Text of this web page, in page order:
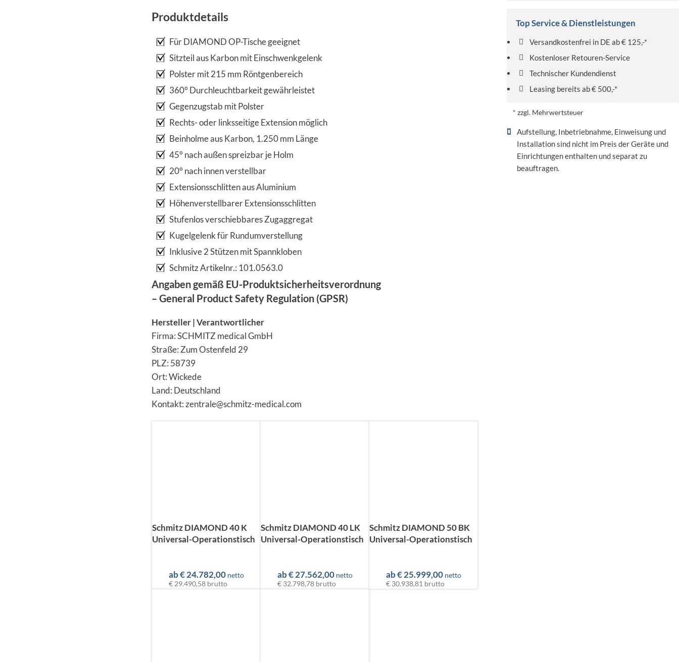
Produktdetails
Für DIAMOND OP-Tische geeignet
Sitzteil aus Karbon mit Einschwenkgelenk
Polster mit 215 mm Röntgenbereich
360° Durchleuchtbarkeit gewährleistet
Gegenzugstab mit Polster
Rechts- oder linksseitige Extension möglich
Beinholme aus Karbon, 1.250 mm Länge
45° nach außen spreizbar je Holm
20° nach innen verstellbar
Extensionsschlitten aus Aluminium
Höhenverstellbarer Extensionsschlitten
Stufenlos verschiebbares Zugaggregat
Kugelgelenk für Rundumverstellung
Inklusive 2 Stützen mit Spannkloben
Schmitz Artikelnr.: 101.0563.0
Angaben gemäß EU-Produktsicherheitsverordnung
– General Product Safety Regulation (GPSR)
Hersteller | Verantwortlicher
Firma: SCHMITZ medical GmbH
Straße: Zum Ostenfeld 29
PLZ: 58739
Ort: Wickede
Land: Deutschland
Kontakt: zentrale@schmitz-medical.com
Schmitz DIAMOND 40 K
Universal-Operationstisch
ab€24.782,00 netto
€ 29.490,58 brutto
Schmitz DIAMOND 40 LK
Universal-Operationstisch
ab€27.562,00 netto
€ 32.798,78 brutto
Schmitz DIAMOND 50 BK
Universal-Operationstisch
ab€25.999,00 netto
€ 30.938,81 brutto
Top Service & Dienstleistungen
Versandkostenfrei in DE ab € 125,-*
Kostenloser Retouren-Service
Technischer Kundendienst
Leasing bereits ab € 500,-*
* zzgl. Mehrwertsteuer
Aufstellung, Inbetriebnahme, Einweisung und
Installation sind nicht im Preis der Geräte und
Einrichtungen enthalten und separat zu
beauftragen.